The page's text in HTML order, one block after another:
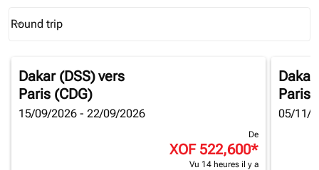
Journey Types option Round trip Selected
Round trip
keyboard_arrow_down
Dakar (DSS)vers
Paris (CDG)
15/09/2026 - 22/09/2026
De
XOF 522,600*
Vu 14 heures il y a
Dakar
Paris
05/11/